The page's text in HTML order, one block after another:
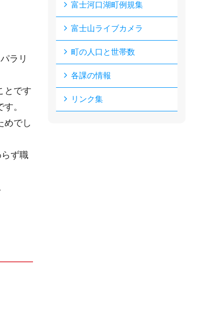
ラリ
とです
。
めでし
ず職
富士河口湖町例規集
富士山ライブカメラ
町の人口と世帯数
各課の情報
リンク集